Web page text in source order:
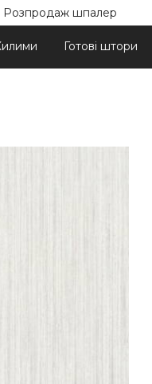
Розпродаж шпалер
Готові штори